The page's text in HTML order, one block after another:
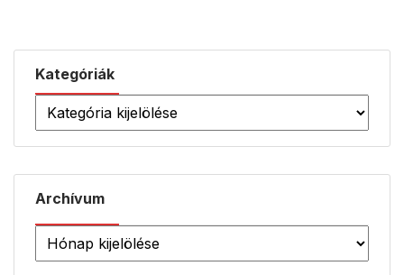
Kategóriák
Archívum